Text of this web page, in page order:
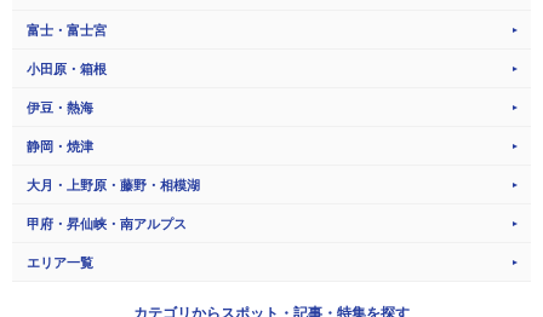
富士・富士宮
小田原・箱根
伊豆・熱海
静岡・焼津
大月・上野原・藤野・相模湖
甲府・昇仙峡・南アルプス
エリア一覧
カテゴリから スポット・記事・特集を探す